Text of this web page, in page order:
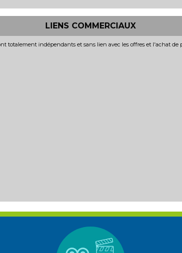
LIENS COMMERCIAUX
totalement indépendants et sans lien avec les offres et l'achat de